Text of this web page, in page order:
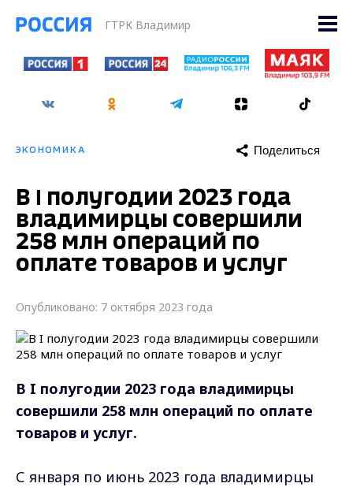
ГТРК Владимир
ЭКОНОМИКА Поделиться
В I полугодии 2023 года
владимирцы совершили
258 млн операций по
оплате товаров и услуг
Опубликовано: 7 октября 2023 года
В I полугодии 2023 года владимирцы
совершили 258 млн операций по оплате
товаров и услуг.
С января по июнь 2023 года владимирцы